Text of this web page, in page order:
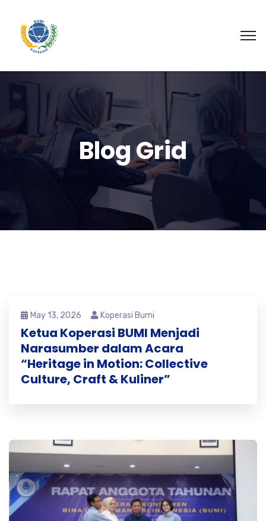
Blog Grid
May 13, 2026 Koperasi Bumi
Ketua Koperasi BUMI Menjadi
Narasumber dalam Acara
“Heritage in Motion: Collective
Culture, Craft & Kuliner”